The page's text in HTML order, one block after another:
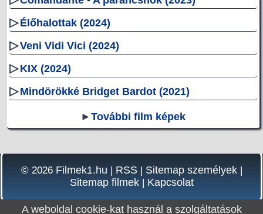
A weboldal cookie-kat használ a szolgáltatások
▷Élőhalottak (2024)
▷Veni Vidi Vici (2024)
▷KIX (2024)
▷Mindörökké Bridget Bardot (2021)
►További film képek
© 2026 Filmek1.hu RSS| Sitemap személyek|
Sitemap filmek| Kapcsolat